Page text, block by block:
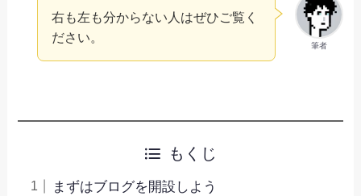
筆者
右も左も分からない人はぜひご覧く
ださい。
もくじ
まずはブログを開設しよう